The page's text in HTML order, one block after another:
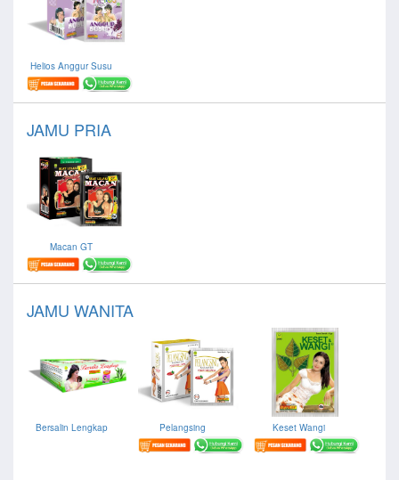
Helios Anggur Susu
JAMU PRIA
Macan GT
JAMU WANITA
Bersalin Lengkap Pelangsing Keset Wangi